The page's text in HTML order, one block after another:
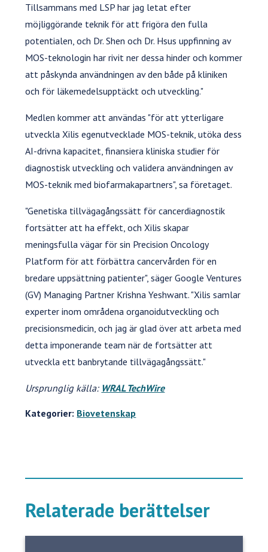
Tillsammans med LSP har jag letat efter
möjliggörande teknik för att frigöra den fulla
potentialen, och Dr. Shen och Dr. Hsus uppfinning av
MOS-teknologin har rivit ner dessa hinder och kommer
att påskynda användningen av den både på kliniken
och för läkemedelsupptäckt och utveckling."
Medlen kommer att användas "för att ytterligare
utveckla Xilis egenutvecklade MOS-teknik, utöka dess
AI-drivna kapacitet, finansiera kliniska studier för
diagnostisk utveckling och validera användningen av
MOS-teknik med biofarmakapartners", sa företaget.
"Genetiska tillvägagångssätt för cancerdiagnostik
fortsätter att ha effekt, och Xilis skapar
meningsfulla vägar för sin Precision Oncology
Platform för att förbättra cancervården för en
bredare uppsättning patienter", säger Google Ventures
(GV) Managing Partner Krishna Yeshwant. "Xilis samlar
experter inom områdena organoidutveckling och
precisionsmedicin, och jag är glad över att arbeta med
detta imponerande team när de fortsätter att
utveckla ett banbrytande tillvägagångssätt."
Ursprunglig källa: WRAL TechWire
Kategorier: Biovetenskap
Relaterade berättelser